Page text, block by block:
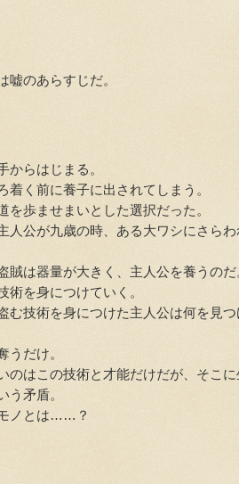
のあらすじだ。
らはじまる。
く前に養子に出されてしまう。
歩ませまいとした選択だった。
公が九歳の時、ある大ワシにさらわ
は器量が大きく、主人公を養うのだ
を身につけていく。
技術を身につけた主人公は何を見つ
だけ。
はこの技術と才能だけだが、そこに
う矛盾。
ノとは……？